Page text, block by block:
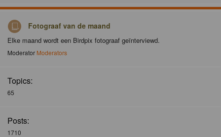
Fotograaf van de maand
Elke maand wordt een Birdpix fotograaf geïnterviewd.
Moderator Moderators
Topics:
65
Posts:
1710